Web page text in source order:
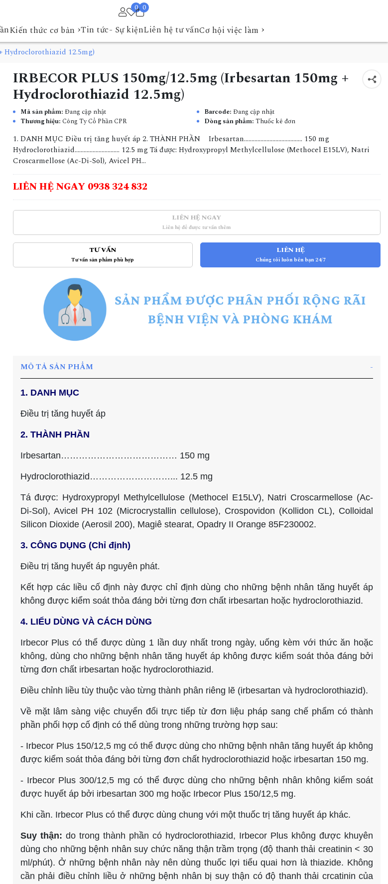
0 0
Kiến thức cơ bản ›Tin tức- Sự kiệnLiên hệ tư vấnCơ hội việc làm ›
Hydroclorothiazid 12.5mg)
IRBECOR PLUS 150mg/12.5mg (Irbesartan 150mg +
Hydroclorothiazid 12.5mg)
Mã sản phẩm: Đang cập nhật Barcode: Đang cập nhật
Thương hiệu: Công Ty Cổ Phần CPR Dòng sản phẩm: Thuốc kê đơn
1. DANH MỤC Điều trị tăng huyết áp 2. THÀNH PHẦN Irbesartan………………………………… 150 mg
Hydroclorothiazid………………………... 12.5 mg Tá được: Hydroxypropyl Methylcellulose (Methocel E15LV), Natri
Croscarmellose (Ac-Di-Sol), Avicel PH...
LIÊN HỆ NGAY 0938 324 832
LIÊN HỆ NGAY
Liên hệ để được tư vấn thêm
TƯ VẤN
Tư vấn sản phẩm phù hợp
LIÊN HỆ
Chúng tôi luôn bên bạn 24/7
MÔ TẢ SẢN PHẨM
1. DANH MỤC
Điều trị tăng huyết áp
2. THÀNH PHẦN
Irbesartan………………………………… 150 mg
Hydroclorothiazid………………………... 12.5 mg
Tá được: Hydroxypropyl Methylcellulose (Methocel E15LV), Natri Croscarmellose (Ac-
Di-Sol), Avicel PH 102 (Microcrystallin cellulose), Crospovidon (Kollidon CL), Colloidal
Silicon Dioxide (Aerosil 200), Magiê stearat, Opadry II Orange 85F230002.
3. CÔNG DỤNG (Chỉ định)
Điều trị tăng huyết áp nguyên phát.
Kết hợp các liều cố định này được chỉ định dùng cho những bệnh nhân tăng huyết áp
không được kiểm soát thỏa đáng bởi từng đơn chất irbesartan hoặc hydroclorothiazid.
4. LIỂU DÙNG VÀ CÁCH DÙNG
Irbecor Plus có thể được dùng 1 lần duy nhất trong ngày, uống kèm với thức ăn hoặc
không, dùng cho những bệnh nhân tăng huyết áp không được kiểm soát thỏa đáng bởi
từng đơn chất irbesartan hoặc hydroclorothiazid.
Điều chỉnh liều tùy thuộc vào từng thành phân riêng lẽ (irbesartan và hydroclorothiazid).
Về mặt lâm sàng việc chuyển đổi trực tiếp từ đơn liệu pháp sang chế phẩm có thành
phần phối hợp cố định có thể dùng trong những trường hợp sau:
- Irbecor Plus 150/12,5 mg có thể được dùng cho những bệnh nhân tăng huyết áp không
được kiểm soát thỏa đáng bởi từng đơn chất hydroclorothiazid hoặc irbesartan 150 mg.
- Irbecor Plus 300/12,5 mg có thể được dùng cho những bệnh nhân không kiểm soát
được huyết áp bởi irbesartan 300 mg hoặc Irbecor Plus 150/12,5 mg.
Khi cần. Irbecor Plus có thể được dùng chung với một thuốc trị tăng huyết áp khác.
Suy thận: do trong thành phần có hydroclorothiazid, Irbecor Plus không được khuyên
dùng cho những bệnh nhân suy chức năng thận trầm trọng (độ thanh thải creatinin < 30
ml/phút). Ở những bệnh nhân này nên dùng thuốc lợi tiểu quai hơn là thiazide. Không
cần phải điều chỉnh liều ở những bệnh nhân bị suy thận có độ thanh thải crcatinin của